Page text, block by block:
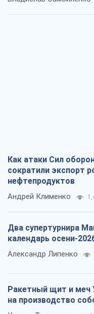
Как атаки Сил
сократили экспорт
нефтепродуктов
Андрей Клименко
Два супертурнира
календарь осени-
Александр Липенко
Ракетный щит и меч
на производство